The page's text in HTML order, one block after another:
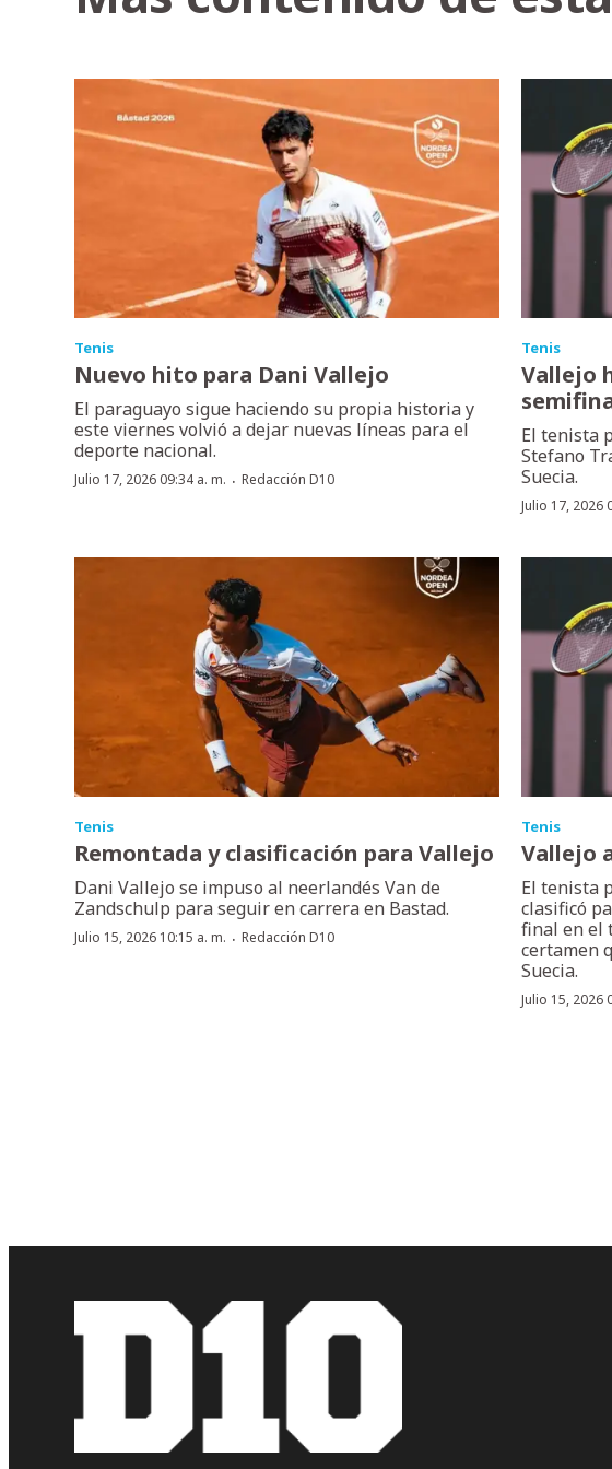
Tenis
Nuevo hito para Dani Vallejo
El paraguayo sigue haciendo su propia historia y
este viernes volvió a dejar nuevas líneas para el
deporte nacional.
Julio 17, 2026 09:34 a. m. · Redacción D10
Tenis
Vallejo
El tenista
Stefano
Suecia.
Julio 17, 2026
Tenis
Remontada y clasificación para Vallejo
Dani Vallejo se impuso al neerlandés Van de
Zandschulp para seguir en carrera en Bastad.
Julio 15, 2026 10:15 a. m. · Redacción D10
Tenis
Vallejo
El tenista
clasificó
final en el
certamen
Suecia.
Julio 15, 2026